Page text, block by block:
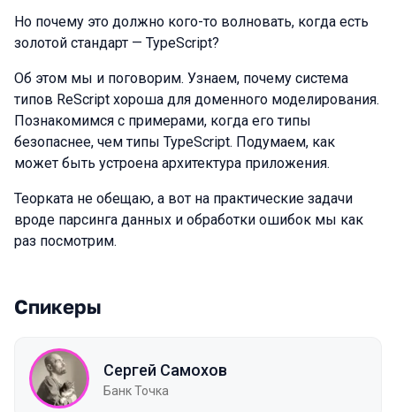
Но почему это должно кого-то волновать, когда есть
золотой стандарт — TypeScript?
Об этом мы и поговорим. Узнаем, почему система
типов ReScript хороша для доменного моделирования.
Познакомимся с примерами, когда его типы
безопаснее, чем типы TypeScript. Подумаем, как
может быть устроена архитектура приложения.
Теорката не обещаю, а вот на практические задачи
вроде парсинга данных и обработки ошибок мы как
раз посмотрим.
Спикеры
Сергей Самохов
Банк Точка